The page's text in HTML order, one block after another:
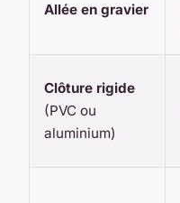
Allée en gravier
Clôture rigide
(PVC ou
aluminium)